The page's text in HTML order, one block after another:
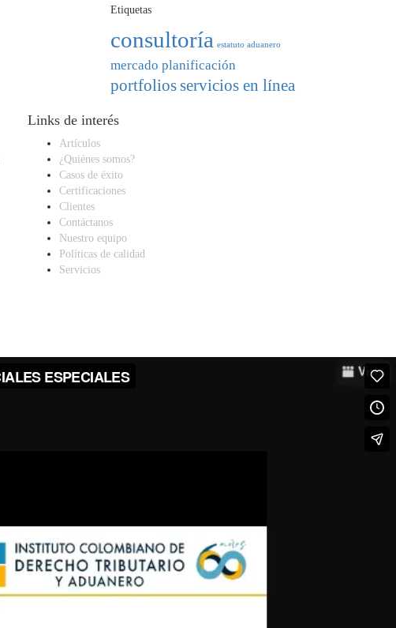
Etiquetas
consultoría estatuto aduanero
mercado planificación
portfoliosservicios en línea
Links de interés
Artículos
¿Quiénes somos?
Casos de éxito
Certificaciones
Clientes
Contáctanos
Nuestro equipo
Políticas de calidad
Servicios